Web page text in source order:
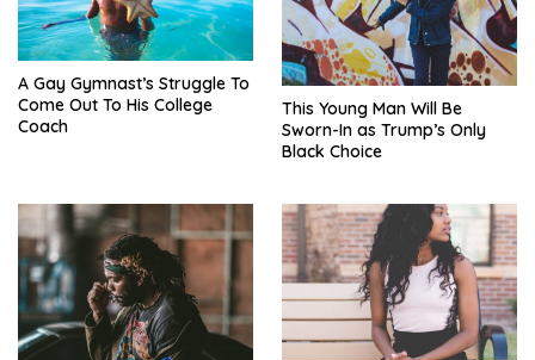
A Gay Gymnast’s Struggle To
Come Out To His College
Coach
This Young Man Will Be
Sworn-In as Trump’s Only
Black Choice